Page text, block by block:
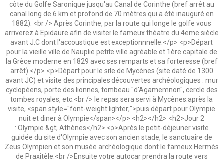
côte du Golfe Saronique jusqu'au Canal de Corinthe (bref arrêt au
canal long de 6 km et profond de 70 mètres qui a été inauguré en
1882). <br /> Après Corinthe, par la route qui longe le golfe vous
arriverez à Epidaure afin de visiter le fameux théatre du 4eme siècle
avant J.C dont l'accoustique est exceptionnnelle.</p> <p>Départ
pour la vieille ville de Nauplie petite ville agréable et 1ère capitale de
la Grèce moderne en 1829 avec ses remparts et sa forteresse (bref
arrêt).</p> <p>Départ pour le site de Mycènes (site daté de 1300
avant JC) et visite des principales découvertes archéologiques : mur
cyclopéens, porte des lionnes, tombeau "d'Agamemnon", cercle des
tombes royales, etc.<br /> le repas sera servi à Mycènes.après la
visite, <span style="font-weight:lighter;">puis départ pour Olympie
nuit et diner à Olympie</span></p> <h2></h2> <h2>Jour 2
: Olympie &gt; Athènes</h2> <p>Après le petit-déjeuner visite
guidée du site d'Olympie avec son ancien stade, le sanctuaire de
Zeus Olympien et son musée archéologique dont le fameux Hermès
de Praxitèle.<br />Ensuite votre autocar prendra la route vers